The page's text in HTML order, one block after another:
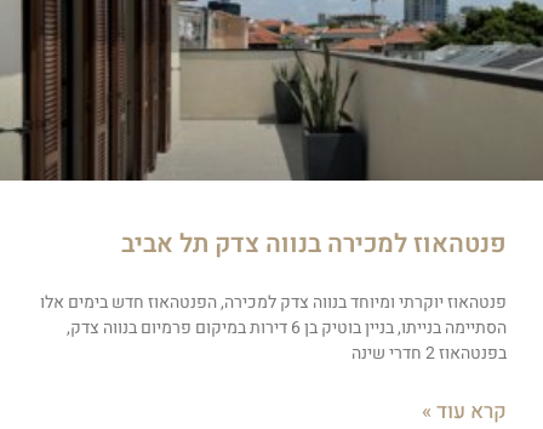
פנטהאוז למכירה בנווה צדק תל אביב
פנטהאוז יוקרתי ומיוחד בנווה צדק למכירה, הפנטהאוז חדש בימים אלו
הסתיימה בנייתו, בניין בוטיק בן 6 דירות במיקום פרמיום בנווה צדק,
בפנטהאוז 2 חדרי שינה
קרא עוד »